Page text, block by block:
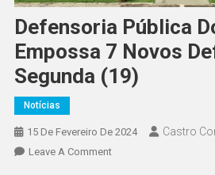
Defensoria Pública
Empossa 7 Novos
Segunda (19)
Notícias
15 De Fevereiro De 2024 Castro
Leave A Comment